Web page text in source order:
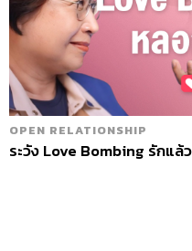
OPEN RELATIONSHIP
ระวัง Love Bombing รักแล้